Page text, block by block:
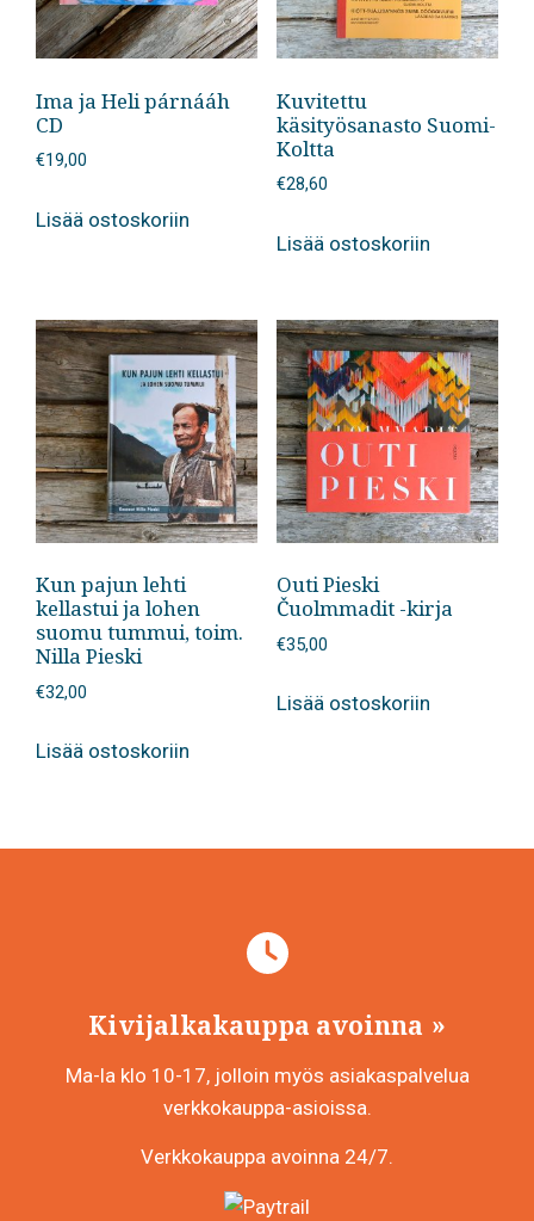
Ima ja Heli párnááh
CD
€19,00
Lisää ostoskoriin
Kuvitettu
käsityösanasto Suomi-
Koltta
€28,60
Lisää ostoskoriin
Kun pajun lehti
kellastui ja lohen
suomu tummui, toim.
Nilla Pieski
€32,00
Lisää ostoskoriin
Outi Pieski
Čuolmmadit -kirja
€35,00
Lisää ostoskoriin
Kivijalkakauppa avoinna
Ma-la klo 10-17, jolloin myös asiakaspalvelua
verkkokauppa-asioissa.
Verkkokauppa avoinna 24/7.